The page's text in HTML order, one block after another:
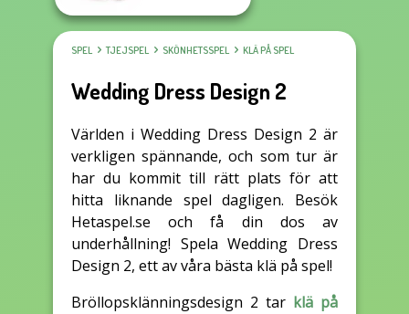
SPEL TJEJSPEL SKÖNHETSSPEL KLÄ PÅ SPEL
Wedding Dress Design 2
Världen i Wedding Dress Design 2 är
verkligen spännande, och som tur är
har du kommit till rätt plats för att
hitta liknande spel dagligen. Besök
Hetaspel.se och få din dos av
underhållning! Spela Wedding Dress
Design 2, ett av våra bästa klä på spel!
Bröllopsklänningsdesign 2 tar klä på